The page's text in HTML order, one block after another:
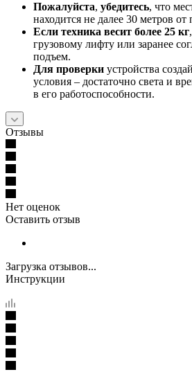
Пожалуйста, убедитесь, что
находится не далее 30 метров от
Если техника весит более 25 кг
грузовому лифту или заранее
подъем.
Для проверки устройства
условия – достаточно света и
в его работоспособности.
Отзывы
Нет оценок
Оставить отзыв
Загрузка отзывов...
Инструкции